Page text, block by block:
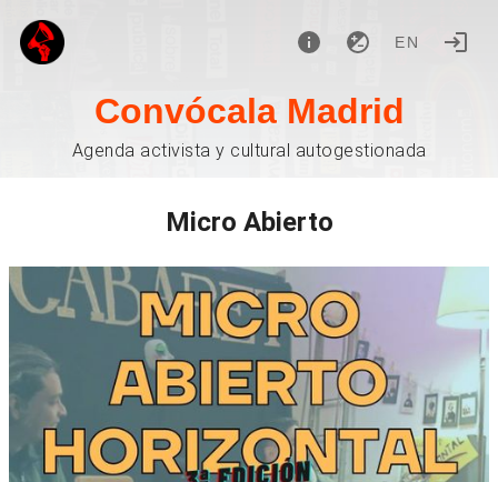
EN
Convócala Madrid
Agenda activista y cultural autogestionada
Micro Abierto